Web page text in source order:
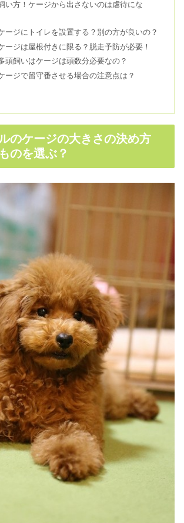
トイプードルの名前ランキング！珍し
い＆人気を性別でご紹介
トイプードルの値段の相場！色の違い
い方！ケージから出さないのは虐待にな
ージにトイレを設置する？別の方が良いの？
ージは屋根付きに限る？脱走予防が必要！
頭飼いはケージは頭数分必要なの？
ージで留守番させる場合の注意点は？
のケージの大きさの決め方
のを選ぶ？